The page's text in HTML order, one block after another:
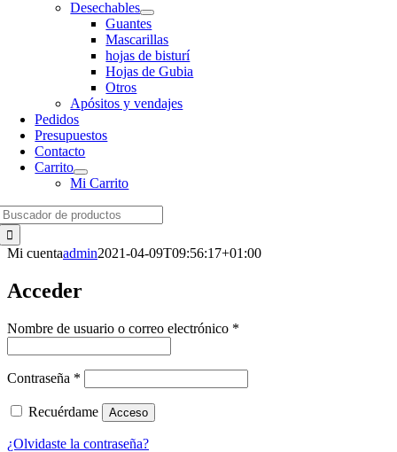
Desechables
Guantes
Mascarillas
hojas de bisturí
Hojas de Gubia
Otros
Apósitos y vendajes
Pedidos
Presupuestos
Contacto
Carrito
Mi Carrito
Mi cuentaadmin2021-04-09T09:56:17+01:00
Acceder
Nombre de usuario o correo electrónico *
Contraseña *
Recuérdame Acceso
¿Olvidaste la contraseña?